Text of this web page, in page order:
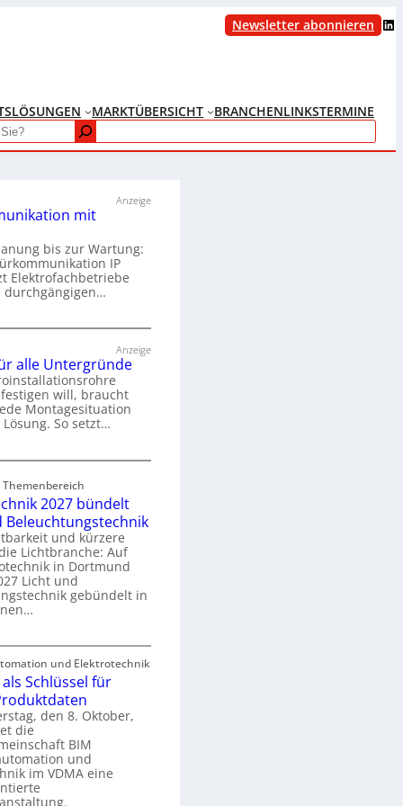
Newsletter abonnieren LinkedIn
LÖSUNGEN MARKTÜBERSICHT BRANCHENLINKSTERMINE
Anzeige
mit
bis zur Wartung:
IP
Elektrofachbetriebe
durchgängigen…
Anzeige
alle Untergründe
will, braucht
Montagesituation
So setzt…
Themenbereich
2027 bündelt
Beleuchtungstechnik
und kürzere
Lichtbranche: Auf
in Dortmund
Licht und
gebündelt in
und Elektrotechnik
als Schlüssel für
den 8. Oktober,
die
BIM
und
im VDMA eine